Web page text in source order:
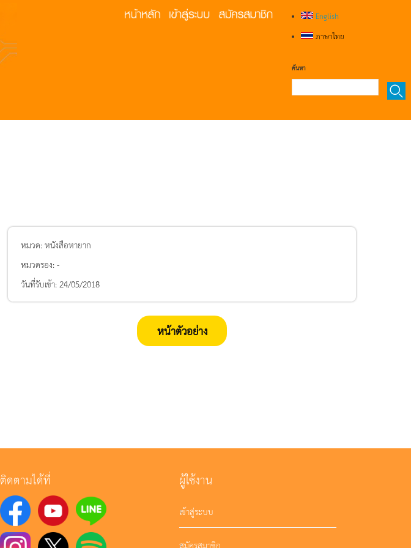
English
ภาษาไทย
ค้นหา
หมวด:หนังสือหายาก
หมวดรอง:-
วันที่รับเข้า:24/05/2018
หน้าตัวอย่าง
ติดตามได้ที่ ผู้ใช้งาน
เข้าสู่ระบบ
สมัครสมาชิก